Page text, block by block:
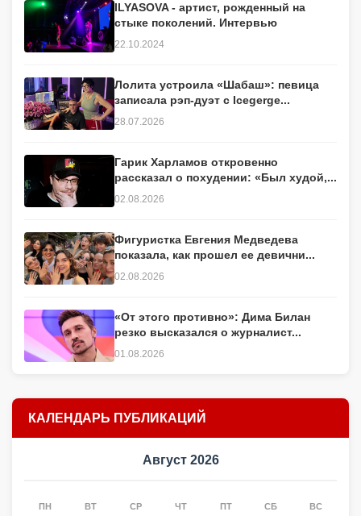
ILYASOVA - артист, рожденный на
стыке поколений. Интервью
22.10.2024
Лолита устроила «Шабаш»: певица
записала рэп-дуэт с Icegerge...
28.07.2026
Гарик Харламов откровенно
рассказал о похудении: «Был худой,...
02.08.2026
Фигуристка Евгения Медведева
показала, как прошел ее девични...
02.08.2026
«От этого противно»: Дима Билан
резко высказался о журналист...
01.08.2026
КАЛЕНДАРЬ ПУБЛИКАЦИЙ
Август 2026
ПН ВТ СР ЧТ ПТ СБ ВС